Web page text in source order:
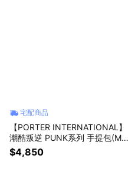
宅配商品
【PORTER INTERNATIONAL】
潮酷叛逆 PUNK系列 手提包(M)
(灰色)
$4,850